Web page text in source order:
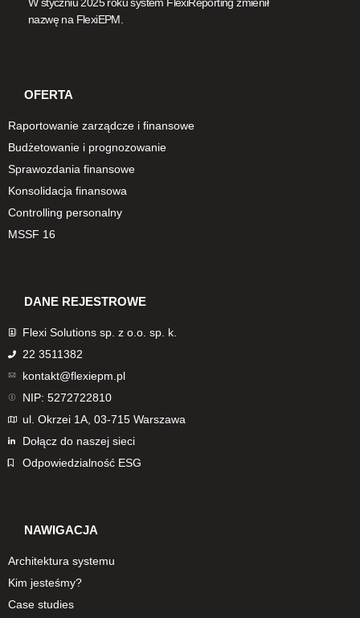
nazwę na FlexiEPM.
OFERTA
Raportowanie zarządcze i finansowe
Budżetowanie i prognozowanie
Sprawozdania finansowe
Konsolidacja finansowa
Controlling personalny
MSSF 16
DANE REJESTROWE
Flexi Solutions sp. z o.o. sp. k.
22 3511382
kontakt@flexiepm.pl
NIP: 5272722810
ul. Okrzei 1A, 03-715 Warszawa
Dołącz do naszej sieci
Odpowiedzialność ESG
NAWIGACJA
Architektura systemu
Kim jesteśmy?
Case studies